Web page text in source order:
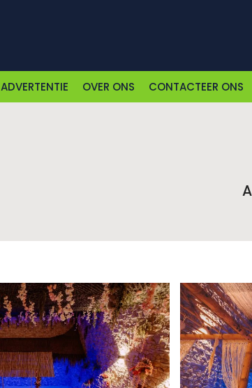
ADVERTENTIE OVER ONS CONTACTEER ONS